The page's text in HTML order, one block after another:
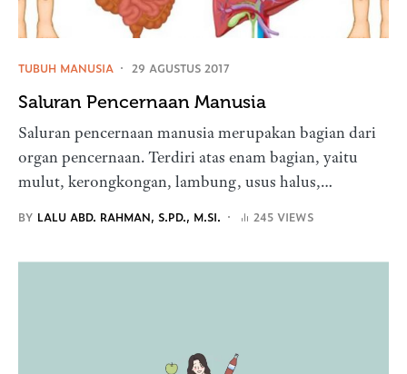
TUBUH MANUSIA 29 AGUSTUS 2017
Saluran Pencernaan Manusia
Saluran pencernaan manusia merupakan bagian dari
organ pencernaan. Terdiri atas enam bagian, yaitu
mulut, kerongkongan, lambung, usus halus,…
BY LALU ABD. RAHMAN, S.PD., M.SI. 245 VIEWS